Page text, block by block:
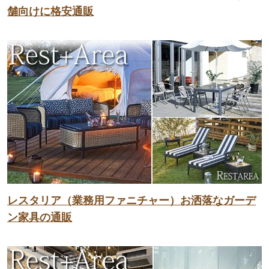
舗向けに格安通販
レスタリア（業務用ファニチャー）お洒落なガーデ
ン家具の通販